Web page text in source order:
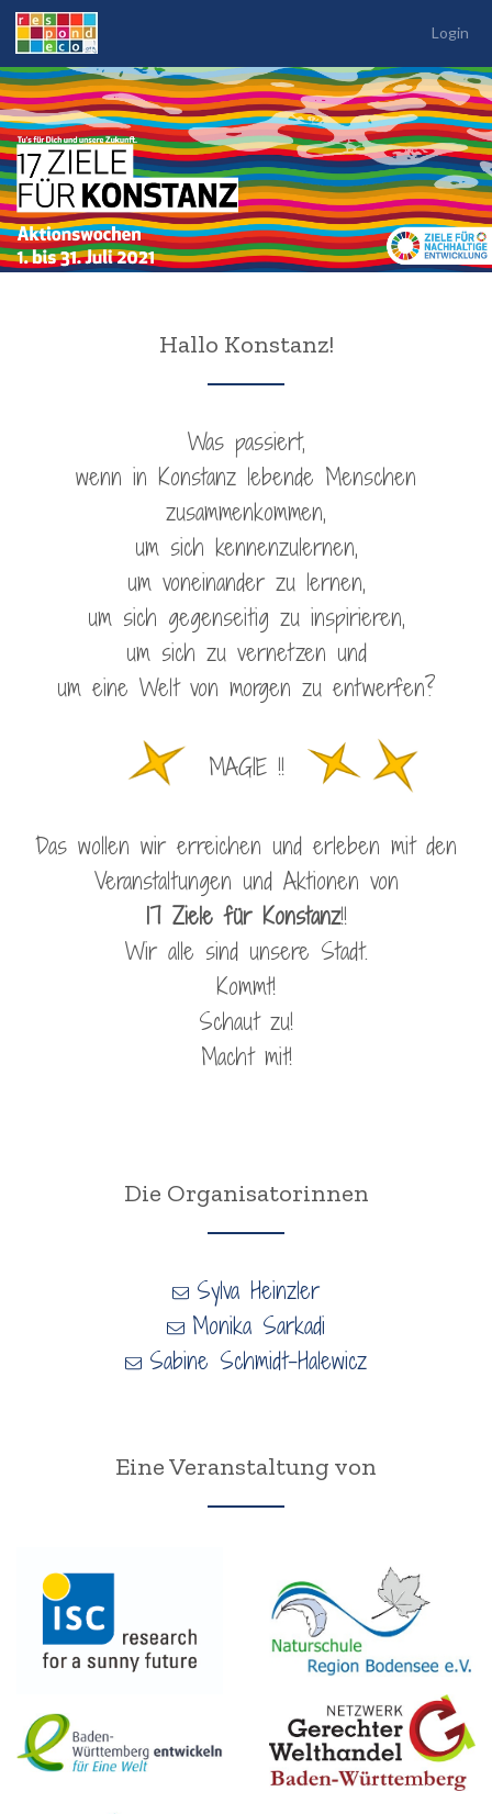
Login
Hallo Konstanz!
Was passiert,
wenn in Konstanz lebende Menschen
zusammenkommen,
um sich kennenzulernen,
um voneinander zu lernen,
um sich gegenseitig zu inspirieren,
um sich zu vernetzen und
um eine Welt von morgen zu entwerfen?
MAGIE !!
Das wollen wir erreichen und erleben mit den
Veranstaltungen und Aktionen von
17 Ziele für Konstanz!!
Wir alle sind unsere Stadt.
Kommt!
Schaut zu!
Macht mit!
Die Organisatorinnen
Sylva Heinzler
Monika Sarkadi
Sabine Schmidt-Halewicz
Eine Veranstaltung von